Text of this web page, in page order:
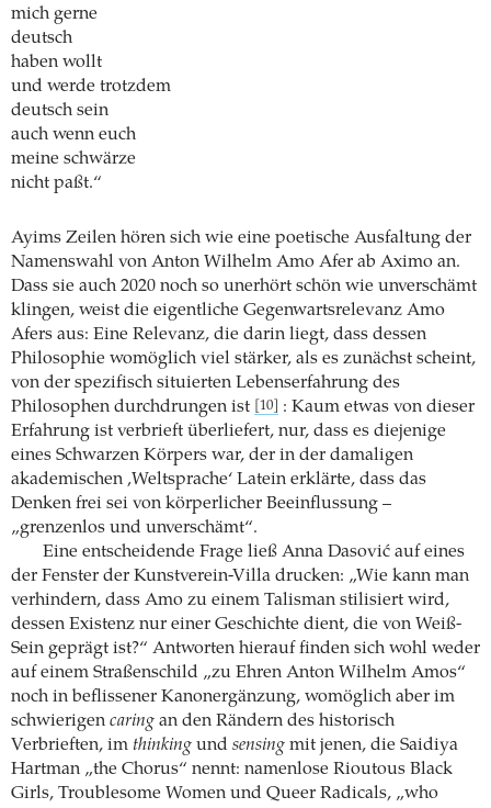
mich gerne
deutsch
haben wollt
und werde trotzdem
deutsch sein
auch wenn euch
meine schwärze
nicht paßt.“
Ayims Zeilen hören sich wie eine poetische Ausfaltung der
Namenswahl von Anton Wilhelm Amo Afer ab Aximo an.
Dass sie auch 2020 noch so unerhört schön wie unverschämt
klingen, weist die eigentliche Gegenwartsrelevanz Amo
Afers aus: Eine Relevanz, die darin liegt, dass dessen
Philosophie womöglich viel stärker, als es zunächst scheint,
von der spezifisch situierten Lebenserfahrung des
Philosophen durchdrungen ist
[10]
: Kaum etwas von dieser
Erfahrung ist verbrieft überliefert, nur, dass es diejenige
eines Schwarzen Körpers war, der in der damaligen
akademischen ‚Weltsprache‘ Latein erklärte, dass das
Denken frei sei von körperlicher Beeinflussung –
„grenzenlos und unverschämt“.
Eine entscheidende Frage ließ Anna Dasović auf eines
der Fenster der Kunstverein-Villa drucken: „Wie kann man
verhindern, dass Amo zu einem Talisman stilisiert wird,
dessen Existenz nur einer Geschichte dient, die von Weiß-
Sein geprägt ist?“ Antworten hierauf finden sich wohl weder
auf einem Straßenschild „zu Ehren Anton Wilhelm Amos“
noch in beflissener Kanonergänzung, womöglich aber im
schwierigen caring an den Rändern des historisch
Verbrieften, im thinking und sensing mit jenen, die Saidiya
Hartman „the Chorus“ nennt: namenlose Rioutous Black
Girls, Troublesome Women und Queer Radicals, „who